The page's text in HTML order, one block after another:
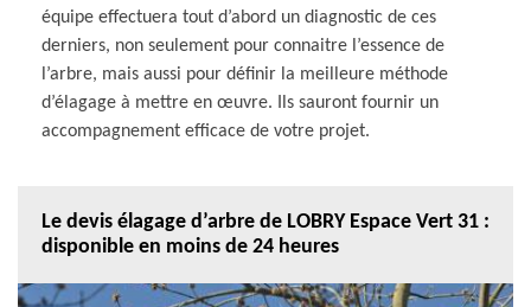
équipe effectuera tout d’abord un diagnostic de ces
derniers, non seulement pour connaitre l’essence de
l’arbre, mais aussi pour définir la meilleure méthode
d’élagage à mettre en œuvre. Ils sauront fournir un
accompagnement efficace de votre projet.
Le devis élagage d’arbre de LOBRY Espace Vert 31 :
disponible en moins de 24 heures